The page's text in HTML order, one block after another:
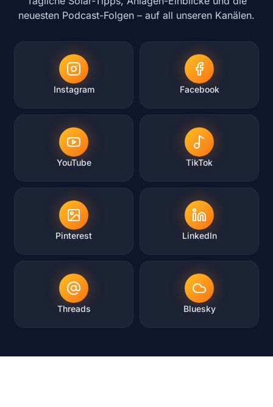
neuesten Podcast-Folgen – auf all unseren Kanälen.
Instagram Facebook
YouTube TikTok
Pinterest LinkedIn
Threads Bluesky